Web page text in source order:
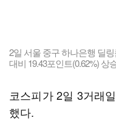
2일 서울 중구 하나은행 딜
대비 19.43포인트(0.62%) 상
코스피가 2일 3거래
했다.